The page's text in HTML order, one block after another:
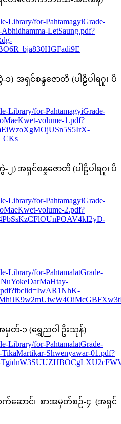
Library/for-PahtamagyiGrade-
LetSaung.pdf?
ရှင်စန္ဒဇောတိ (ပါဠိပါရဂူ၊ ပိ
Library/for-PahtamagyiGrade-
volume-1.pdf?
အရှင်စန္ဒဇောတိ (ပါဠိပါရဂူ၊ ပိ
Library/for-PahtamagyiGrade-
volume-2.pdf?
Library/for-PahtamalatGrade-
တ်-၁ (ရွှေညဝါ ဦးသုန်)
Library/for-PahtamalatGrade-
Shwenyawar-01.pdf?
ဆောင်၊ စာအမှတ်စဉ်-၄ (အရှင်